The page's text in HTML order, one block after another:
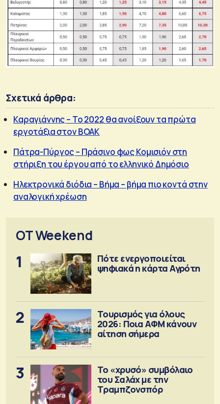
Σχετικά άρθρα:
Καραγιάννης – Το 2022 θα ανοίξουν τα πρώτα
εργοτάξια στον ΒΟΑΚ
Πάτρα-Πύργος – Πράσινο φως Κομισιόν στη
στήριξη του έργου από το ελληνικό Δημόσιο
Ηλεκτρονικά διόδια – Βήμα – βήμα πιο κοντά στην
αναλογική χρέωση
OT Weekend
1
Πότε ενεργοποιείται
ψηφιακά η κάρτα Αγρότη
2
Τουρισμός για όλους
2026: Ποια ΑΦΜ κάνουν
αίτηση σήμερα
3
Το «χρυσό» συμβόλαιο
του Σαλάχ με την
Τραμπζονσπόρ